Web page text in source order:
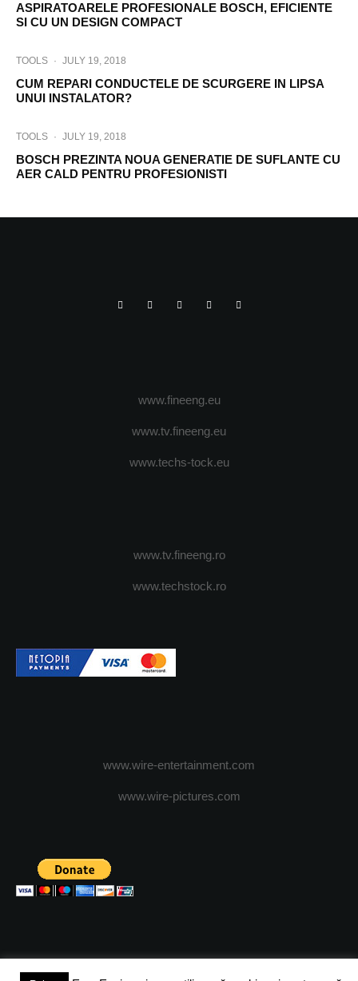
ASPIRATOARELE PROFESIONALE BOSCH, EFICIENTE
SI CU UN DESIGN COMPACT
TOOLS · JULY 19, 2018
CUM REPARI CONDUCTELE DE SCURGERE IN LIPSA
UNUI INSTALATOR?
TOOLS · JULY 19, 2018
BOSCH PREZINTA NOUA GENERATIE DE SUFLANTE CU
AER CALD PENTRU PROFESIONISTI
www.fineeng.eu
www.tv.fineeng.eu
www.techs-tock.eu
www.tv.fineeng.ro
www.techstock.ro
www.wire-entertainment.com
www.wire-pictures.com